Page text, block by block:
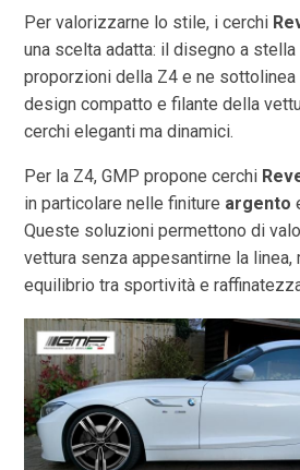
Per valorizzarne lo stile, i cerchi
una scelta adatta: il disegno a
proporzioni della Z4 e ne sottolinea
design compatto e filante della
cerchi eleganti ma dinamici.
Per la Z4, GMP propone cerchi
in particolare nelle finiture argento
Queste soluzioni permettono di
vettura senza appesantirne la linea,
equilibrio tra sportività e